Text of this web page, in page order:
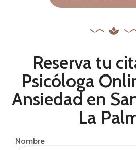
Reserva tu
Psicóloga
Ansiedad en
La
Nombre